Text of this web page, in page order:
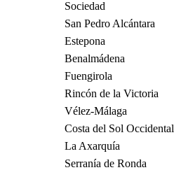
Sociedad
San Pedro Alcántara
Estepona
Benalmádena
Fuengirola
Rincón de la Victoria
Vélez-Málaga
Costa del Sol Occidental
La Axarquía
Serranía de Ronda